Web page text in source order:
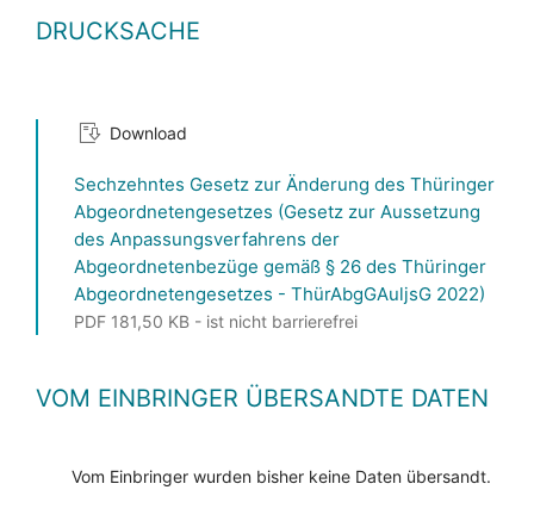
DRUCKSACHE
Download
Sechzehntes Gesetz zur Änderung des Thüringer
Abgeordnetengesetzes (Gesetz zur Aussetzung
des Anpassungsverfahrens der
Abgeordnetenbezüge gemäß § 26 des Thüringer
Abgeordnetengesetzes - ThürAbgGAuljsG 2022)
PDF 181,50 KB - ist nicht barrierefrei
VOM EINBRINGER ÜBERSANDTE DATEN
Vom Einbringer wurden bisher keine Daten übersandt.